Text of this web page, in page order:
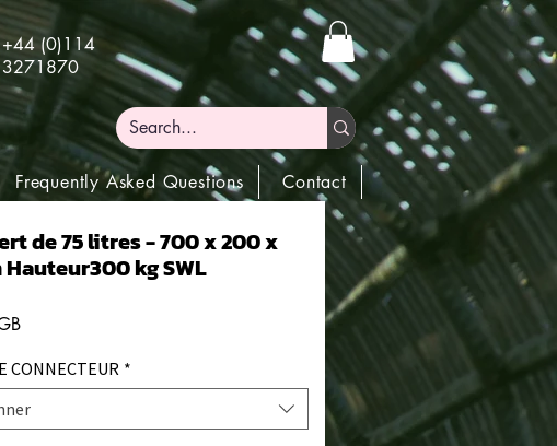
+44 (0)114
3271870
Frequently Asked Questions Contact
de 75 litres - 700 x 200 x
kg SWL
Prix
CONNECTEUR *